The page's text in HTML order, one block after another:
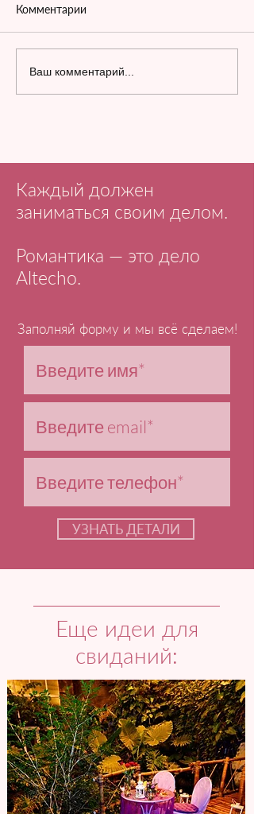
Комментарии
Ваш комментарий...
Каждый должен
заниматься своим делом.
Романтика — это дело
Altecho.
Заполняй форму и мы всё сделаем!
УЗНАТЬ ДЕТАЛИ
Еще идеи для
свиданий: